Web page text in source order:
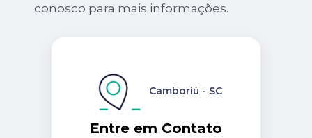
conosco para mais informações.
Entre em Contato
Camboriú - SC